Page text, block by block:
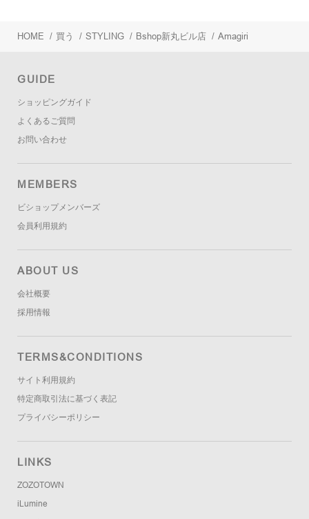
HOME / 買う / STYLING / Bshop新丸ビル店 / Amagiri
GUIDE
ショッピングガイド
よくあるご質問
お問い合わせ
MEMBERS
ビショップメンバーズ
会員利用規約
ABOUT US
会社概要
採用情報
TERMS&CONDITIONS
サイト利用規約
特定商取引法に基づく表記
プライバシーポリシー
LINKS
ZOZOTOWN
iLumine